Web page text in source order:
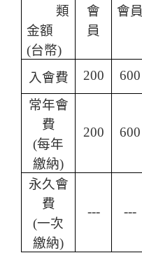
類
金額
(台幣)
會
員
會員
入會費 200 600
常年會
費
(每年
繳納)
200 600
永久會
費
(一次
繳納)
--- ---